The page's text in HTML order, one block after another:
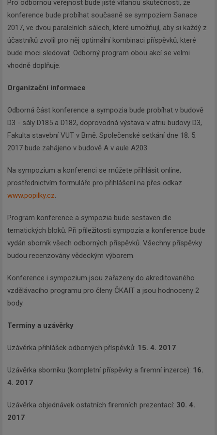
Pro odbornou veřejnost bude jistě vítanou skutečností, že
konference bude probíhat současně se sympoziem Sanace
2017, ve dvou paralelních sálech, které umožňují, aby si každý z
účastníků zvolil pro něj optimální kombinaci příspěvků, které
bude moci sledovat. Odborný program obou akcí se velmi
vhodně doplňuje.
Organizační informace
Odborná část konference a sympozia bude probíhat v budově
D3 - sály D185 a D182, doprovodná výstava v atriu budovy D3,
Fakulta stavební VUT v Brně. Společenské setkání dne 18. 5.
2017 bude zahájeno v budově A v aule A203.
Na sympozium a konferenci se můžete přihlásit online,
prostřednictvím formuláře pro přihlášení na přes odkaz
www.popilky.cz.
Program konference a sympozia bude sestaven dle
tematických bloků. Při příležitosti sympozia a konference bude
vydán sborník všech odborných příspěvků. Všechny příspěvky
budou recenzovány vědeckým výborem.
Konference i sympozium jsou zařazeny do akreditovaného
vzdělávacího programu pro členy ČKAIT a jsou hodnoceny 2
body.
Termíny a uzávěrky
Uzávěrka přihlášek odborných příspěvků: 15. 4. 2017
Uzávěrka sborníku (kompletní příspěvky a firemní inzerce): 16.
4. 2017
Uzávěrka objednávek ostatních firemních prezentací: 30. 4.
2017